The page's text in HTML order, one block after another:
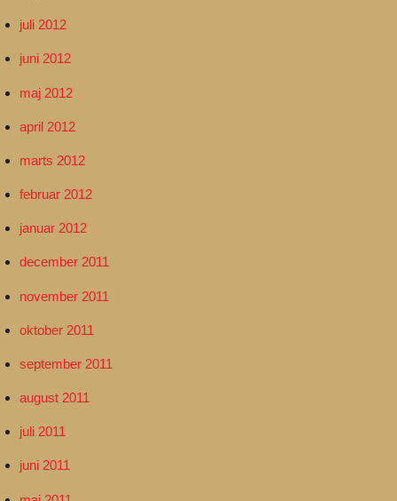
juli 2012
juni 2012
maj 2012
april 2012
marts 2012
februar 2012
januar 2012
december 2011
november 2011
oktober 2011
september 2011
august 2011
juli 2011
juni 2011